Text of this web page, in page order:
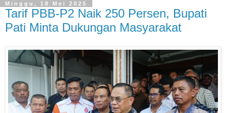
Minggu, 18 Mei 2025
Tarif PBB-P2 Naik 250 Persen, Bupati
Pati Minta Dukungan Masyarakat